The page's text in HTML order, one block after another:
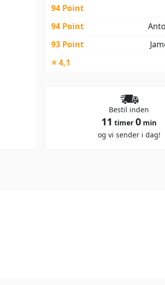
94 Point
94 Point
93 Point
⭐ 4,1
Bestil inden
11 timer 0 min
og vi sender i dag!